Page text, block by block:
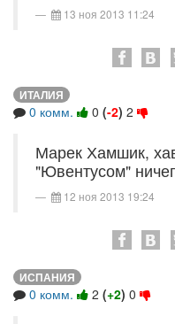
13 ноя 2013 11:24
ИТАЛИЯ
0 комм. 0 (-2) 2
Марек Хамшик,
"Ювентусом"
12 ноя 2013 19:24
ИСПАНИЯ
0 комм. 2 (+2) 0